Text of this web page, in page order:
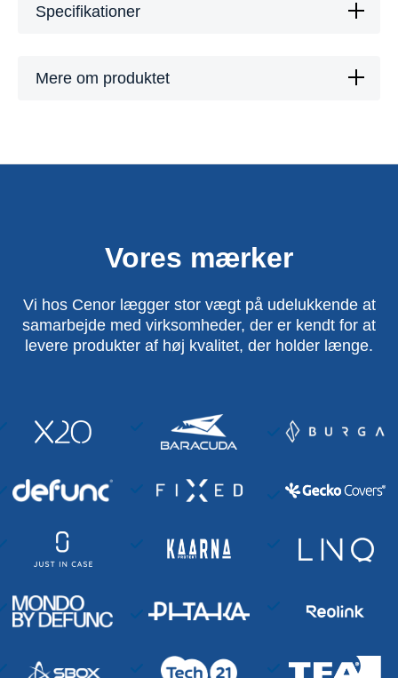
Specifikationer
Mere om produktet
Vores mærker
Vi hos Cenor lægger stor vægt på udelukkende at
samarbejde med virksomheder, der er kendt for at
levere produkter af høj kvalitet, der holder længe.